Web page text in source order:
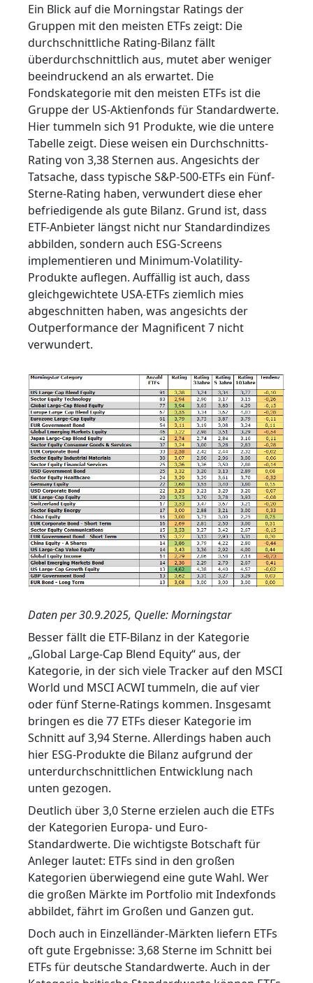
Ein Blick auf die Morningstar Ratings der
Gruppen mit den meisten ETFs zeigt: Die
durchschnittliche Rating-Bilanz fällt
überdurchschnittlich aus, mutet aber weniger
beeindruckend an als erwartet. Die
Fondskategorie mit den meisten ETFs ist die
Gruppe der US-Aktienfonds für Standardwerte.
Hier tummeln sich 91 Produkte, wie die untere
Tabelle zeigt. Diese weisen ein Durchschnitts-
Rating von 3,38 Sternen aus. Angesichts der
Tatsache, dass typische S&P-500-ETFs ein Fünf-
Sterne-Rating haben, verwundert diese eher
befriedigende als gute Bilanz. Grund ist, dass
ETF-Anbieter längst nicht nur Standardindizes
abbilden, sondern auch ESG-Screens
implementieren und Minimum-Volatility-
Produkte auflegen. Auffällig ist auch, dass
gleichgewichtete USA-ETFs ziemlich mies
abgeschnitten haben, was angesichts der
Outperformance der Magnificent 7 nicht
verwundert.
Daten per 30.9.2025, Quelle: Morningstar
Besser fällt die ETF-Bilanz in der Kategorie
„Global Large-Cap Blend Equity“ aus, der
Kategorie, in der sich viele Tracker auf den MSCI
World und MSCI ACWI tummeln, die auf vier
oder fünf Sterne-Ratings kommen. Insgesamt
bringen es die 77 ETFs dieser Kategorie im
Schnitt auf 3,94 Sterne. Allerdings haben auch
hier ESG-Produkte die Bilanz aufgrund der
unterdurchschnittlichen Entwicklung nach
unten gezogen.
Deutlich über 3,0 Sterne erzielen auch die ETFs
der Kategorien Europa- und Euro-
Standardwerte. Die wichtigste Botschaft für
Anleger lautet: ETFs sind in den großen
Kategorien überwiegend eine gute Wahl. Wer
die großen Märkte im Portfolio mit Indexfonds
abbildet, fährt im Großen und Ganzen gut.
Doch auch in Einzelländer-Märkten liefern ETFs
oft gute Ergebnisse: 3,68 Sterne im Schnitt bei
ETFs für deutsche Standardwerte. Auch in der